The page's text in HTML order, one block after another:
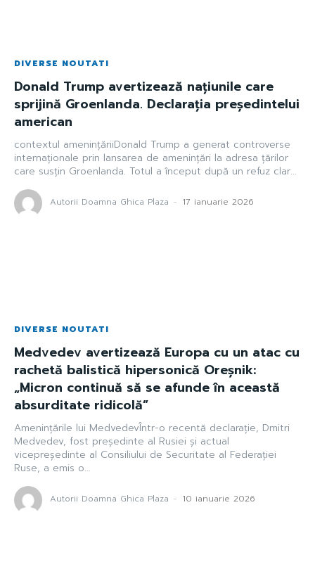
DIVERSE NOUTATI
Donald Trump avertizează națiunile care
sprijină Groenlanda. Declarația președintelui
american
contextul amenințăriiDonald Trump a generat controverse
internaționale prin lansarea de amenințări la adresa țărilor
care susțin Groenlanda. Totul a început după un refuz clar...
Autorii Doamna Ghica Plaza - 17 ianuarie 2026
DIVERSE NOUTATI
Medvedev avertizează Europa cu un atac cu
rachetă balistică hipersonică Oreșnik:
„Micron continuă să se afunde în această
absurditate ridicolă”
Amenințările lui MedvedevÎntr-o recentă declarație, Dmitri
Medvedev, fost președinte al Rusiei și actual
vicepreședinte al Consiliului de Securitate al Federației
Ruse, a emis o...
Autorii Doamna Ghica Plaza - 10 ianuarie 2026